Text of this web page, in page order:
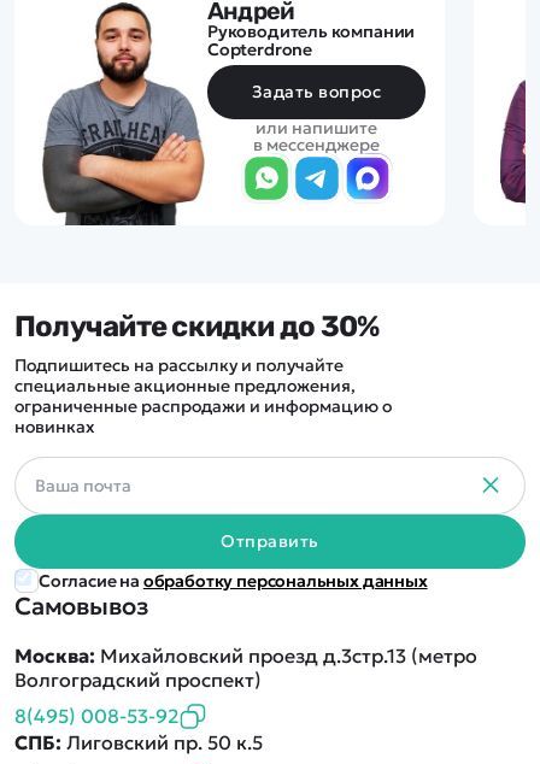
Андрей
Руководитель компании
Copterdrone
Задать вопрос
или напишите
в мессенджере
Самовывоз
Москва: Михайловский проезд д.3стр.13 (метро
Волгоградский проспект)
8(495) 008-53-92
СПБ: Лиговский пр. 50 к.5
Получайте скидки до 30%
Подпишитесь на рассылку и получайте
специальные акционные предложения,
ограниченные распродажи и информацию о
новинках
Отправить
Согласие на обработку персональных данных